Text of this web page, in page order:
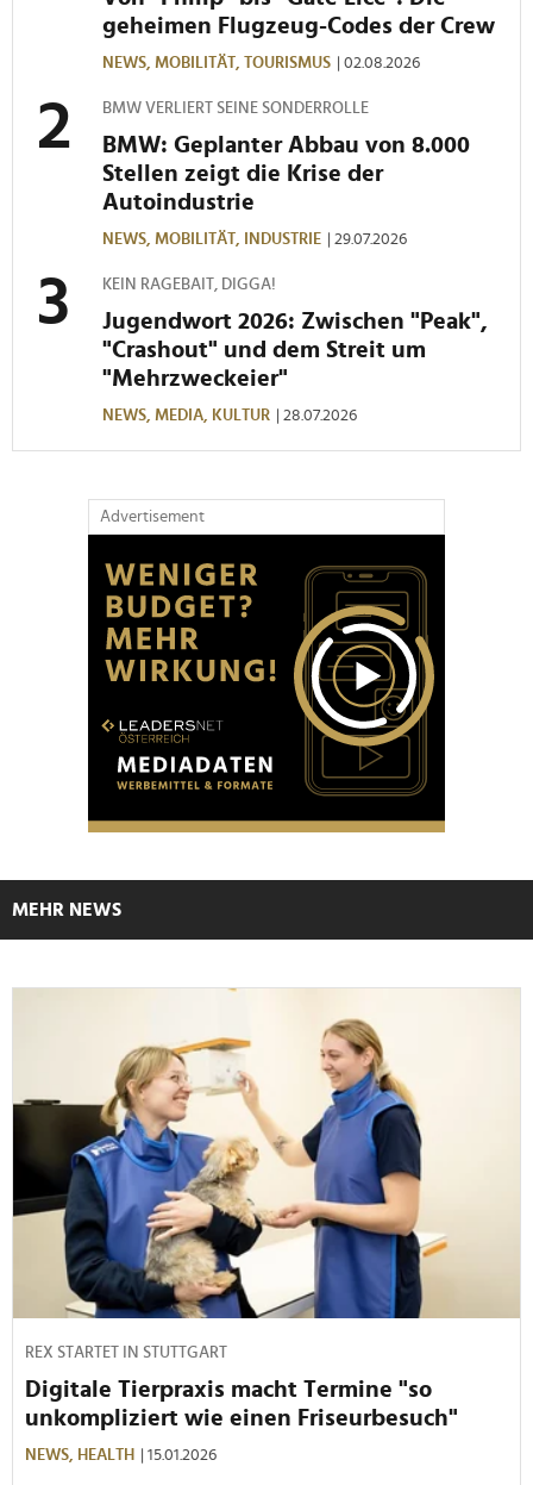
geheimen Flugzeug-Codes der Crew
NEWS, MOBILITÄT, TOURISMUS | 02.08.2026
BMW VERLIERT SEINE SONDERROLLE
BMW: Geplanter Abbau von 8.000
Stellen zeigt die Krise der
Autoindustrie
NEWS, MOBILITÄT, INDUSTRIE | 29.07.2026
KEIN RAGEBAIT, DIGGA!
Jugendwort 2026: Zwischen "Peak",
"Crashout" und dem Streit um
"Mehrzweckeier"
NEWS, MEDIA, KULTUR | 28.07.2026
Advertisement
MEHR NEWS
REX STARTET IN STUTTGART
Digitale Tierpraxis macht Termine "so
unkompliziert wie einen Friseurbesuch"
NEWS, HEALTH | 15.01.2026